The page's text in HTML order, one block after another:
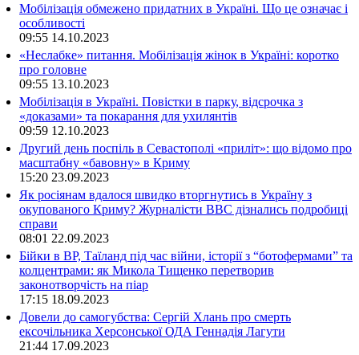
Мобілізація обмежено придатних в Україні. Що це означає і
особливості
09:55 14.10.2023
«Неслабке» питання. Мобілізація жінок в Україні: коротко
про головне
09:55 13.10.2023
Мобілізація в Україні. Повістки в парку, відсрочка з
«доказами» та покарання для ухилянтів
09:59 12.10.2023
Другий день поспіль в Севастополі «приліт»: що відомо про
масштабну «бавовну» в Криму
15:20 23.09.2023
Як росіянам вдалося швидко вторгнутись в Україну з
окупованого Криму? Журналісти ВВС дізнались подробиці
справи
08:01 22.09.2023
Бійки в ВР, Таїланд під час війни, історії з “ботофермами” та
колцентрами: як Микола Тищенко перетворив
законотворчість на піар
17:15 18.09.2023
Довели до самогубства: Сергій Хлань про смерть
ексочільника Херсонської ОДА Геннадія Лагути
21:44 17.09.2023